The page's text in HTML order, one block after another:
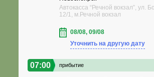
Автокасса “Речной вокзал”, ул.
12/1, м.Речной вокзал
08/08, 09/08
Уточнить на другую дату
07:00 прибытие